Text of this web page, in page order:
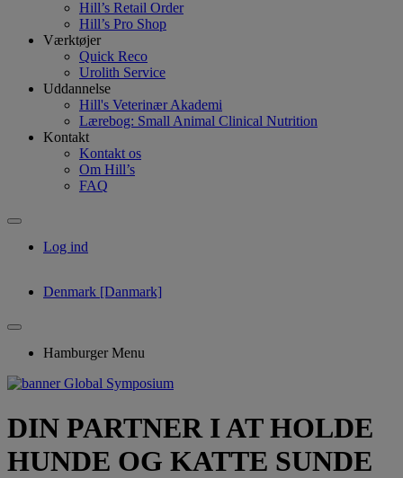
Hill’s Retail Order
Hill’s Pro Shop
Værktøjer
Quick Reco
Urolith Service
Uddannelse
Hill's Veterinær Akademi
Lærebog: Small Animal Clinical Nutrition
Kontakt
Kontakt os
Om Hill’s
FAQ
Log ind
Denmark [Danmark]
Hamburger Menu
DIN PARTNER I AT HOLDE
HUNDE OG KATTE SUNDE